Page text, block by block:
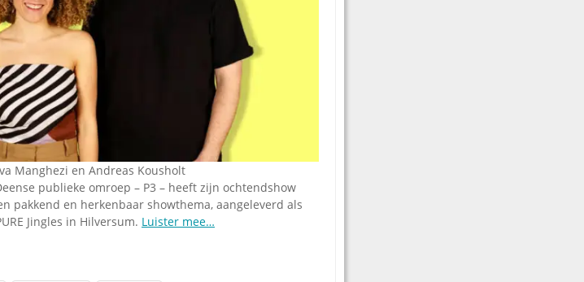
Omroepbanden
Stoomfluit Klaas
Vaak
Uitvinding
jinglecassette
Manghezi en Andreas Kousholt
publieke omroep – P3 – heeft zijn ochtendshow
pakkend en herkenbaar showthema, aangeleverd als
Jingles in Hilversum. Luister mee…